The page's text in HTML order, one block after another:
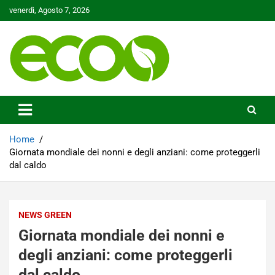
to
venerdì, Agosto 7, 2026
Ecoo.it
Home
Giornata mondiale dei nonni e degli anziani: come proteggerli
dal caldo
NEWS GREEN
Giornata mondiale dei nonni e
degli anziani: come proteggerli